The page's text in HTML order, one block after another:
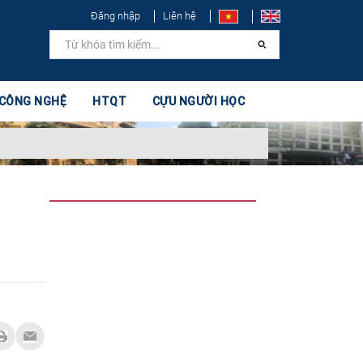
Đăng nhập Liên hệ
NGHỆ HTQT CỰU NGƯỜI HỌC